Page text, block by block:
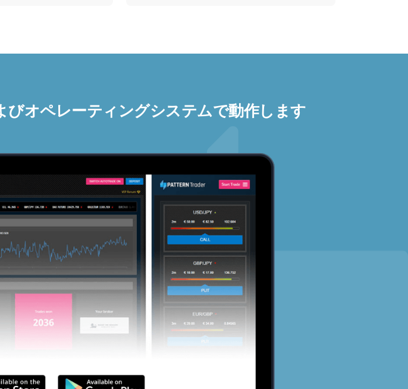
オペレーティングシステムで動作します